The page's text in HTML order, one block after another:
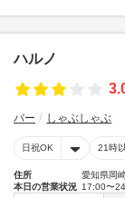
ハルノ
バー しゃぶしゃぶ
日祝OK 21時
住所
愛知県岡
本日の営業状況 17:00〜